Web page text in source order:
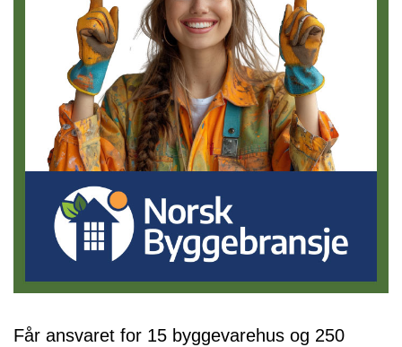
Får ansvaret for 15 byggevarehus og 250